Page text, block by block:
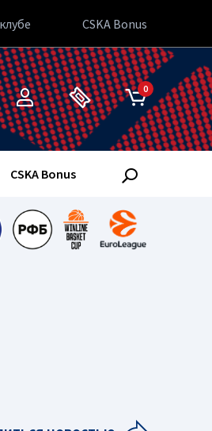
CSKA Bonus
0
CSKA Bonus